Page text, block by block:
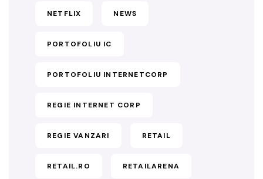
NETFLIX NEWS
PORTOFOLIU IC
PORTOFOLIU INTERNETCORP
REGIE INTERNET CORP
REGIE VANZARI RETAIL
RETAIL.RO RETAILARENA